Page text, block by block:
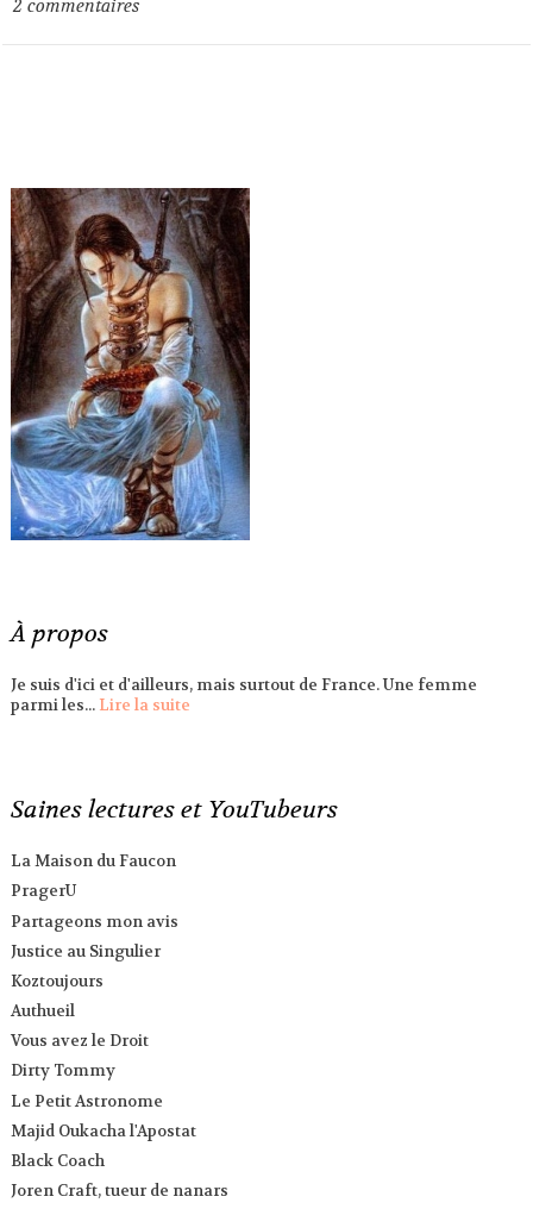
2 commentaires
À propos
Je suis d'ici et d'ailleurs, mais surtout de France. Une femme
parmi les... Lire la suite
Saines lectures et YouTubeurs
La Maison du Faucon
PragerU
Partageons mon avis
Justice au Singulier
Koztoujours
Authueil
Vous avez le Droit
Dirty Tommy
Le Petit Astronome
Majid Oukacha l'Apostat
Black Coach
Joren Craft, tueur de nanars